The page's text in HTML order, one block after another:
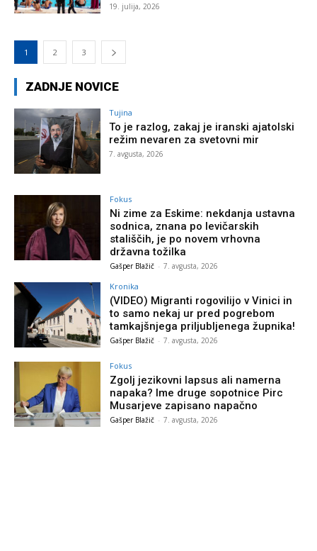
19. julija, 2026
1 2 3
ZADNJE NOVICE
Tujina
To je razlog, zakaj je iranski ajatolski
režim nevaren za svetovni mir
7. avgusta, 2026
Fokus
Ni zime za Eskime: nekdanja ustavna
sodnica, znana po levičarskih
stališčih, je po novem vrhovna
državna tožilka
Gašper Blažič - 7. avgusta, 2026
Kronika
(VIDEO) Migranti rogovilijo v Vinici in
to samo nekaj ur pred pogrebom
tamkajšnjega priljubljenega župnika!
Gašper Blažič - 7. avgusta, 2026
Fokus
Zgolj jezikovni lapsus ali namerna
napaka? Ime druge sopotnice Pirc
Musarjeve zapisano napačno
Gašper Blažič - 7. avgusta, 2026